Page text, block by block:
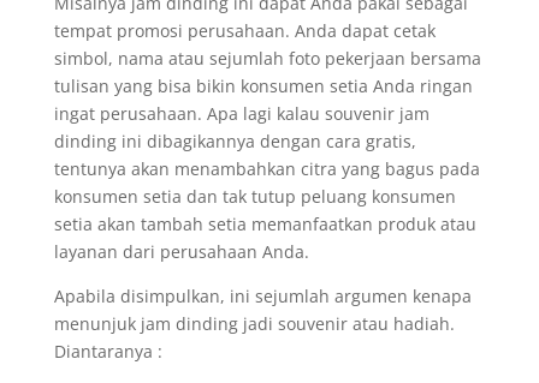
tempat promosi perusahaan. Anda dapat cetak
simbol, nama atau sejumlah foto pekerjaan bersama
tulisan yang bisa bikin konsumen setia Anda ringan
ingat perusahaan. Apa lagi kalau souvenir jam
dinding ini dibagikannya dengan cara gratis,
tentunya akan menambahkan citra yang bagus pada
konsumen setia dan tak tutup peluang konsumen
setia akan tambah setia memanfaatkan produk atau
layanan dari perusahaan Anda.
Apabila disimpulkan, ini sejumlah argumen kenapa
menunjuk jam dinding jadi souvenir atau hadiah.
Diantaranya :